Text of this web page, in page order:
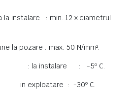
la instalare : min. 12 x diametrul
la pozare : max. 50 N/mm².
: la instalare : -5º C.
: -30º C.